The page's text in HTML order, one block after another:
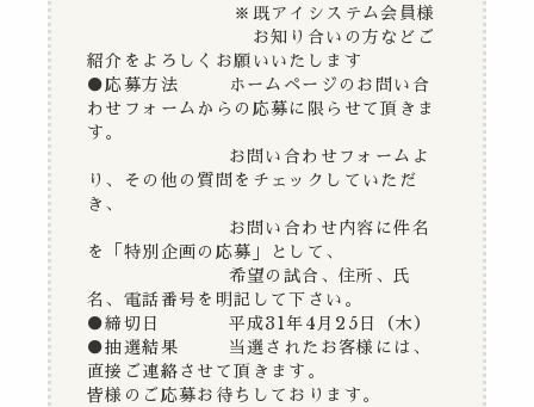
※既アイシステム会員様
お知り合いの方などご
紹介をよろしくお願いいたします
●応募方法 ホームページのお問い合
わせフォームからの応募に限らせて頂きま
す。
お問い合わせフォームよ
り、その他の質問をチェックしていただ
き、
お問い合わせ内容に件名
を「特別企画の応募」として、
希望の試合、住所、氏
名、電話番号を明記して下さい。
●締切日 平成31年4月25日（木）
●抽選結果 当選されたお客様には、
直接ご連絡させて頂きます。
皆様のご応募お待ちしております。